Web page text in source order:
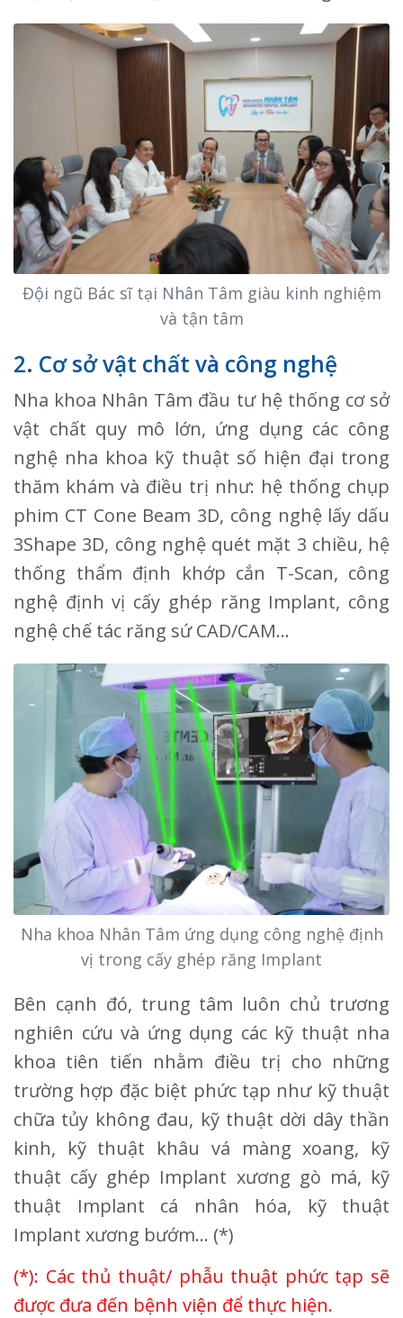
Đội ngũ Bác sĩ tại Nhân Tâm giàu kinh nghiệm
và tận tâm
2. Cơ sở vật chất và công nghệ
Nha khoa Nhân Tâm đầu tư hệ thống cơ sở
vật chất quy mô lớn, ứng dụng các công
nghệ nha khoa kỹ thuật số hiện đại trong
thăm khám và điều trị như: hệ thống chụp
phim CT Cone Beam 3D, công nghệ lấy dấu
3Shape 3D, công nghệ quét mặt 3 chiều, hệ
thống thẩm định khớp cắn T-Scan, công
nghệ định vị cấy ghép răng Implant, công
nghệ chế tác răng sứ CAD/CAM…
Nha khoa Nhân Tâm ứng dụng công nghệ định
vị trong cấy ghép răng Implant
Bên cạnh đó, trung tâm luôn chủ trương
nghiên cứu và ứng dụng các kỹ thuật nha
khoa tiên tiến nhằm điều trị cho những
trường hợp đặc biệt phức tạp như kỹ thuật
chữa tủy không đau, kỹ thuật dời dây thần
kinh, kỹ thuật khâu vá màng xoang, kỹ
thuật cấy ghép Implant xương gò má, kỹ
thuật Implant cá nhân hóa, kỹ thuật
Implant xương bướm… (*)
(*): Các thủ thuật/ phẫu thuật phức tạp sẽ
được đưa đến bệnh viện để thực hiện.